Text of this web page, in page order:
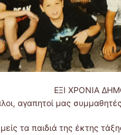
ΕΞΙ ΧΡΟΝΙΑ
αγαπητοί μας
τα παιδιά της έκτης